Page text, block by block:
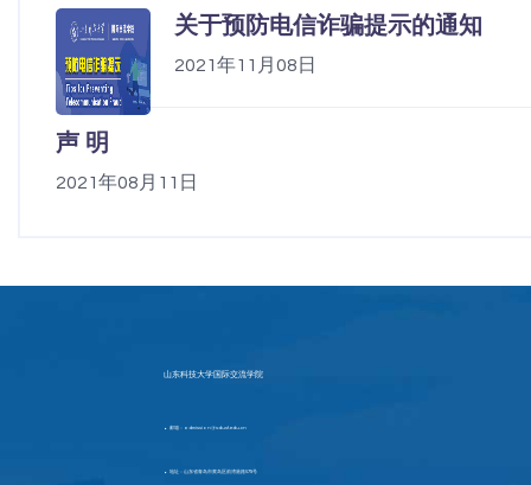
关于预防电信诈骗提示的通知
2021年11月08日
声 明
2021年08月11日
山东科技大学国际交流学院
邮箱：admission@sdust.edu.cn
地址：山东省青岛市黄岛区前湾港路579号